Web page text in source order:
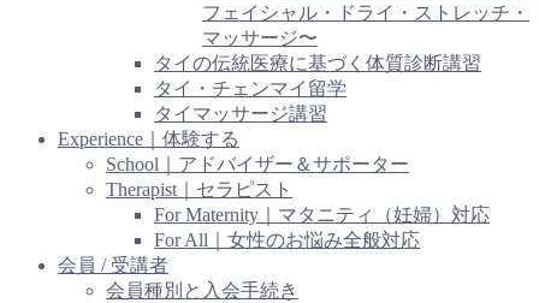
フェイシャル・ドライ・ストレッチ・
マッサージ〜
タイの伝統医療に基づく体質診断講習
タイ・チェンマイ留学
タイマッサージ講習
Experience｜体験する
School｜アドバイザー＆サポーター
Therapist｜セラピスト
For Maternity｜マタニティ（妊婦）対応
For All｜女性のお悩み全般対応
会員 / 受講者
会員種別と入会手続き